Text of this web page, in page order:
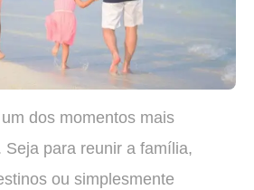
dos momentos mais
Seja para reunir a família,
ou simplesmente